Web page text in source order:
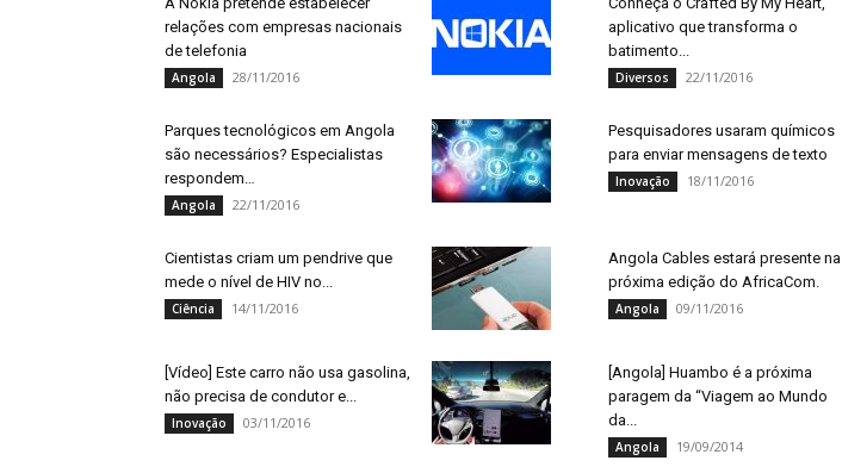
relações com empresas nacionais
de telefonia
Angola 28/11/2016
aplicativo que transforma o
batimento...
Diversos 22/11/2016
Parques tecnológicos em Angola
são necessários? Especialistas
respondem…
Angola 22/11/2016
Pesquisadores usaram químicos
para enviar mensagens de texto
Inovação 18/11/2016
Cientistas criam um pendrive que
mede o nível de HIV no...
Ciência 14/11/2016
Angola Cables estará presente na
próxima edição do AfricaCom.
Angola 09/11/2016
[Vídeo] Este carro não usa gasolina,
não precisa de condutor e...
Inovação 03/11/2016
[Angola] Huambo é a próxima
paragem da “Viagem ao Mundo
da...
Angola 19/09/2014